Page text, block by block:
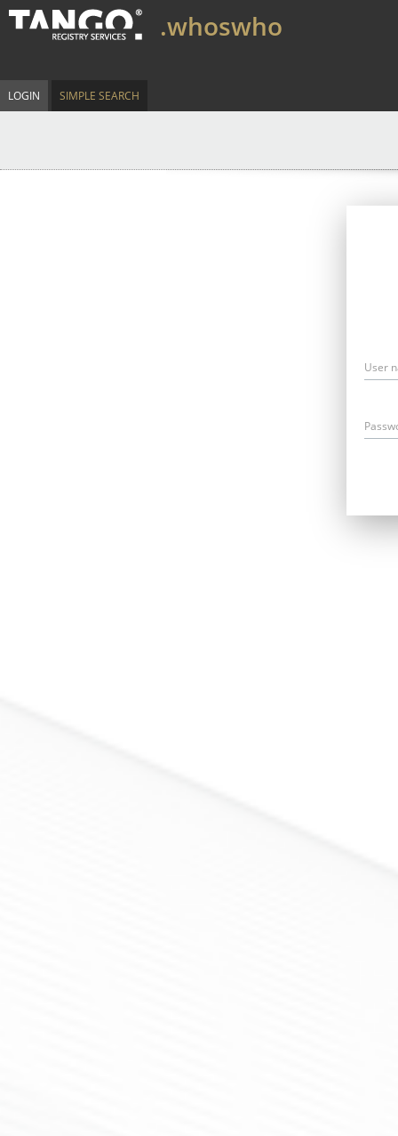
.whoswho
LOGIN SIMPLE SEARCH
User